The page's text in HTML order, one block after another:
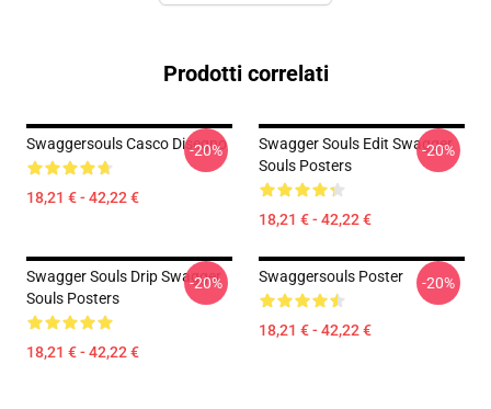
Prodotti correlati
Swaggersouls Casco Disegno
18,21 € - 42,22 €
-20%
Swagger Souls Edit Swagger
Souls Posters
18,21 € - 42,22 €
-20%
Swagger Souls Drip Swagger
Souls Posters
18,21 € - 42,22 €
-20% Swaggersouls Poster
18,21 € - 42,22 €
-20%